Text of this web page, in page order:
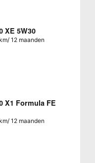
XE 5W30
12 maanden
X1 Formula FE
12 maanden